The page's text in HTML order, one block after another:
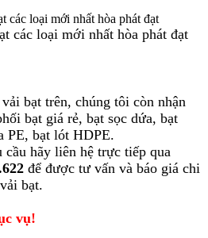
các loại mới nhất hòa phát đạt
bạt trên, chúng tôi còn nhận
bạt giá rẻ, bạt sọc dứa, bạt
PE, bạt lót HDPE.
cầu hãy liên hệ trực tiếp qua
để được tư vấn và báo giá chi
bạt.
vụ!